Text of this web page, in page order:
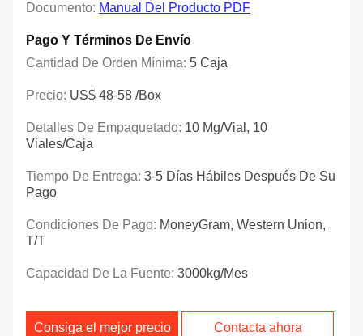
Documento: Manual Del Producto PDF
Pago Y Términos De Envío
Cantidad De Orden Mínima: 5 Caja
Precio: US$ 48-58 /box
Detalles De Empaquetado: 10 Mg/vial, 10
Viales/caja
Tiempo De Entrega: 3-5 Días Hábiles Después De Su
Pago
Condiciones De Pago: MoneyGram, Western Union,
T/T
Capacidad De La Fuente: 3000kg/mes
Consiga el mejor precio Contacta ahora